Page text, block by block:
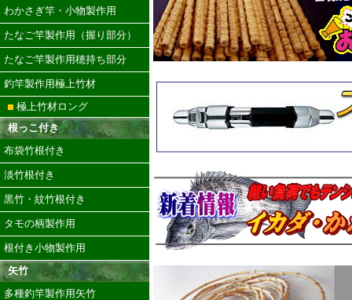
わかさぎ竿・小物製作用
たなご竿製作用（握り部分）
たなご竿製作用穂持ち部分
釣竿製作用極上竹材
極上竹材ロング
根っこ付き
布袋竹根付き
淡竹根付き
黒竹・紋竹根付き
タモの柄製作用
根付き小物製作用
矢竹
多種釣竿製作用矢竹